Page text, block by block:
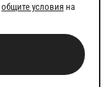
общите условия на